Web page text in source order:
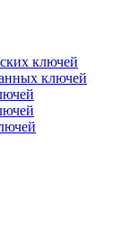
ключей
ключей